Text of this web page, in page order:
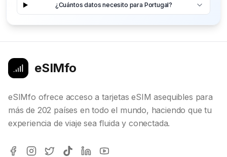
¿Cuántos datos necesito para Portugal?
eSIMfo
eSIMfo ofrece acceso a tarjetas eSIM asequibles para
más de 202 países en todo el mundo, haciendo que tu
experiencia de viaje sea fluida y conectada.